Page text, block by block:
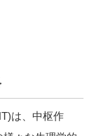
は、中枢作